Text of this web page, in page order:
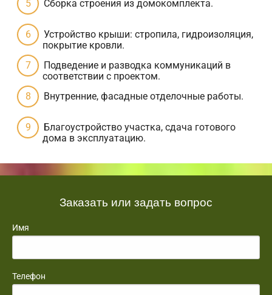
Сборка строения из домокомплекта.
Устройство крыши: стропила, гидроизоляция,
покрытие кровли.
Подведение и разводка коммуникаций в
соответствии с проектом.
Внутренние, фасадные отделочные работы.
Благоустройство участка, сдача готового
дома в эксплуатацию.
Заказать или задать вопрос
Имя
Телефон